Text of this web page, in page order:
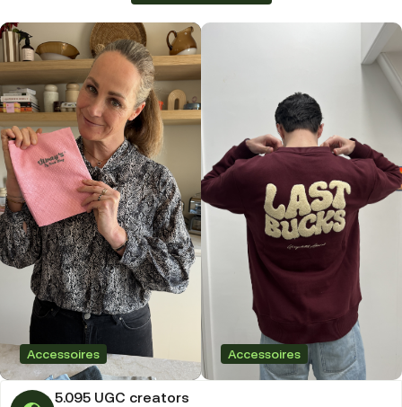
5.095 UGC creators
Accessoires Accessoires